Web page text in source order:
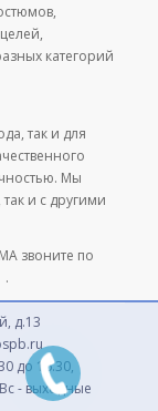
категорий
так и для
Мы
и с другими
звоните по
.
д.13
до 16.30,
- выходные